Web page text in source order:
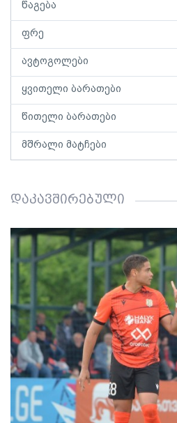
წაგება
ფრე
ავტოგოლები
ყვითელი ბარათები
წითელი ბარათები
მშრალი მატჩები
დაკავშირებული